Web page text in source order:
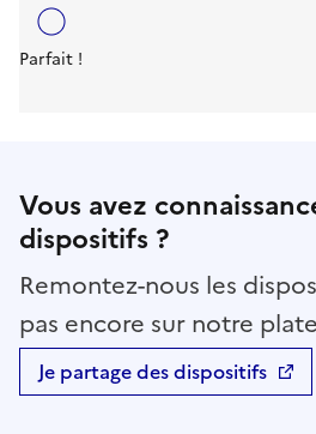
Parfait !
Vous avez
dispositifs ?
Remontez-nous les
pas encore sur notre
Je partage des dispositifs